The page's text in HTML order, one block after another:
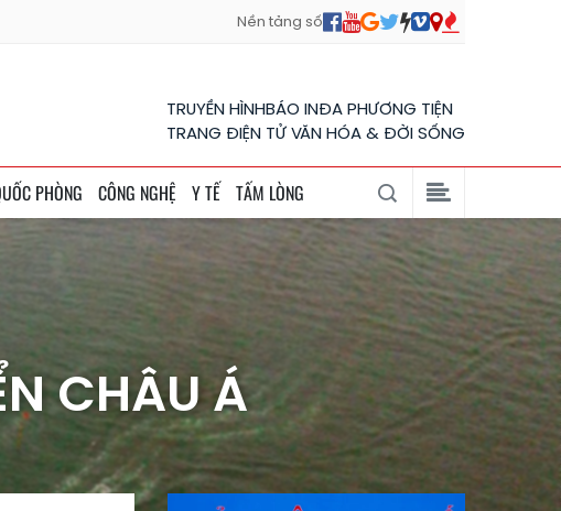
Nền tảng số
TRUYỀN HÌNHBÁO INĐA PHƯƠNG TIỆN
TRANG ĐIỆN TỬ VĂN HÓA & ĐỜI SỐNG
PHÒNG CÔNG NGHỆ Y TẾ TẤM LÒNG
CHÂU Á